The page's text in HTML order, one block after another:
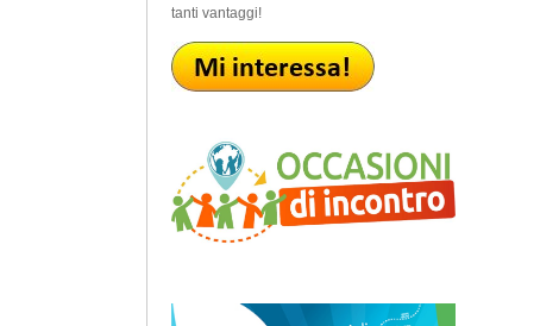
tanti vantaggi!